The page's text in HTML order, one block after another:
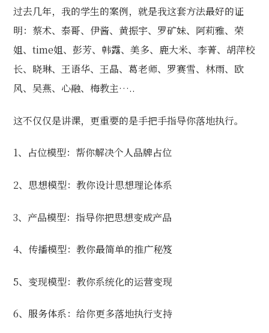
过去几年，我的学生的案例，就是我这套方法最好的证
明：蔡术、泰哥、伊酱、黄振宇、罗矿妹、阿莉雅、荣
姐、time姐、彭芳、韩露、美多、鹿大米、李菁、胡萍校
长、晓琳、王语华、王晶、葛老师、罗赛雪、林雨、欧
风、吴燕、心融、梅教主…..
这不仅仅是讲课，更重要的是手把手指导你落地执行。
1、占位模型：帮你解决个人品牌占位
2、思想模型：教你设计思想理论体系
3、产品模型：指导你把思想变成产品
4、传播模型：教你最简单的推广秘笈
5、变现模型：教你系统化的运营变现
6、服务体系：给你更多落地执行支持